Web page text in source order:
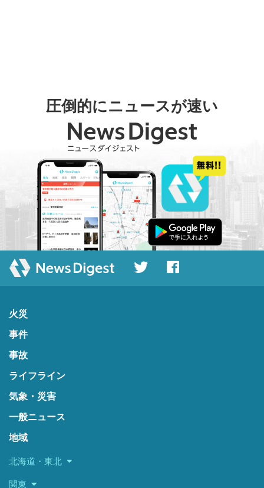
圧倒的にニュースが速い
火災
事件
事故
ライフライン
気象・災害
一般ニュース
地域
北海道・東北
関東